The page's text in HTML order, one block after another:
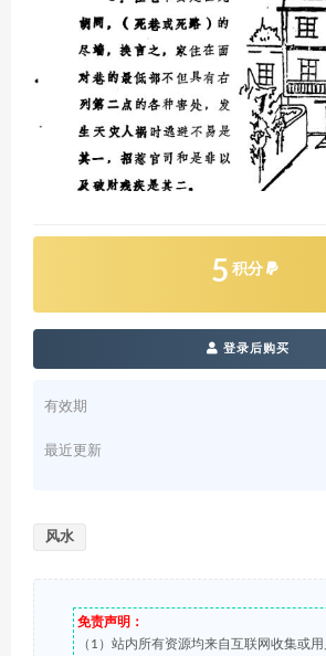
5 积分
登录后购买
有效期
最近更新
风水
免责声明：
（1）站内所有资源均来自互联网收集或